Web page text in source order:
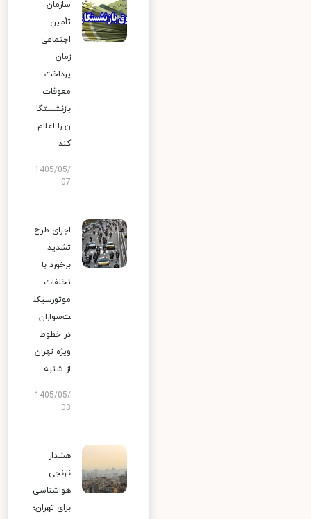
سازمان
تأمین
اجتماعی
زمان
پرداخت
معوقات
بازنشستگا
ن را اعلام
کند
1405/05/
07
اجرای طرح
تشدید
برخورد با
تخلفات
موتورسیکل
ت‌سواران
در خطوط
ویژه تهران
از شنبه
1405/05/
03
هشدار
نارنجی
هواشناسی
برای تهران؛